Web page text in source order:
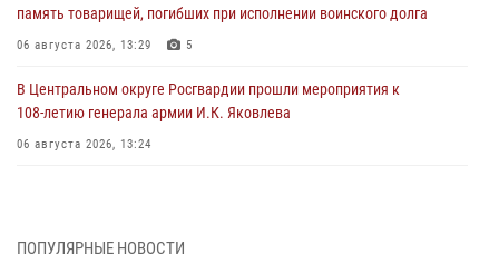
память товарищей, погибших при исполнении воинского долга
06 августа 2026, 13:29 5
В Центральном округе Росгвардии прошли мероприятия к
108‑летию генерала армии И.К. Яковлева
06 августа 2026, 13:24
06 августа 2026, 12:35 1
ПОПУЛЯРНЫЕ НОВОСТИ